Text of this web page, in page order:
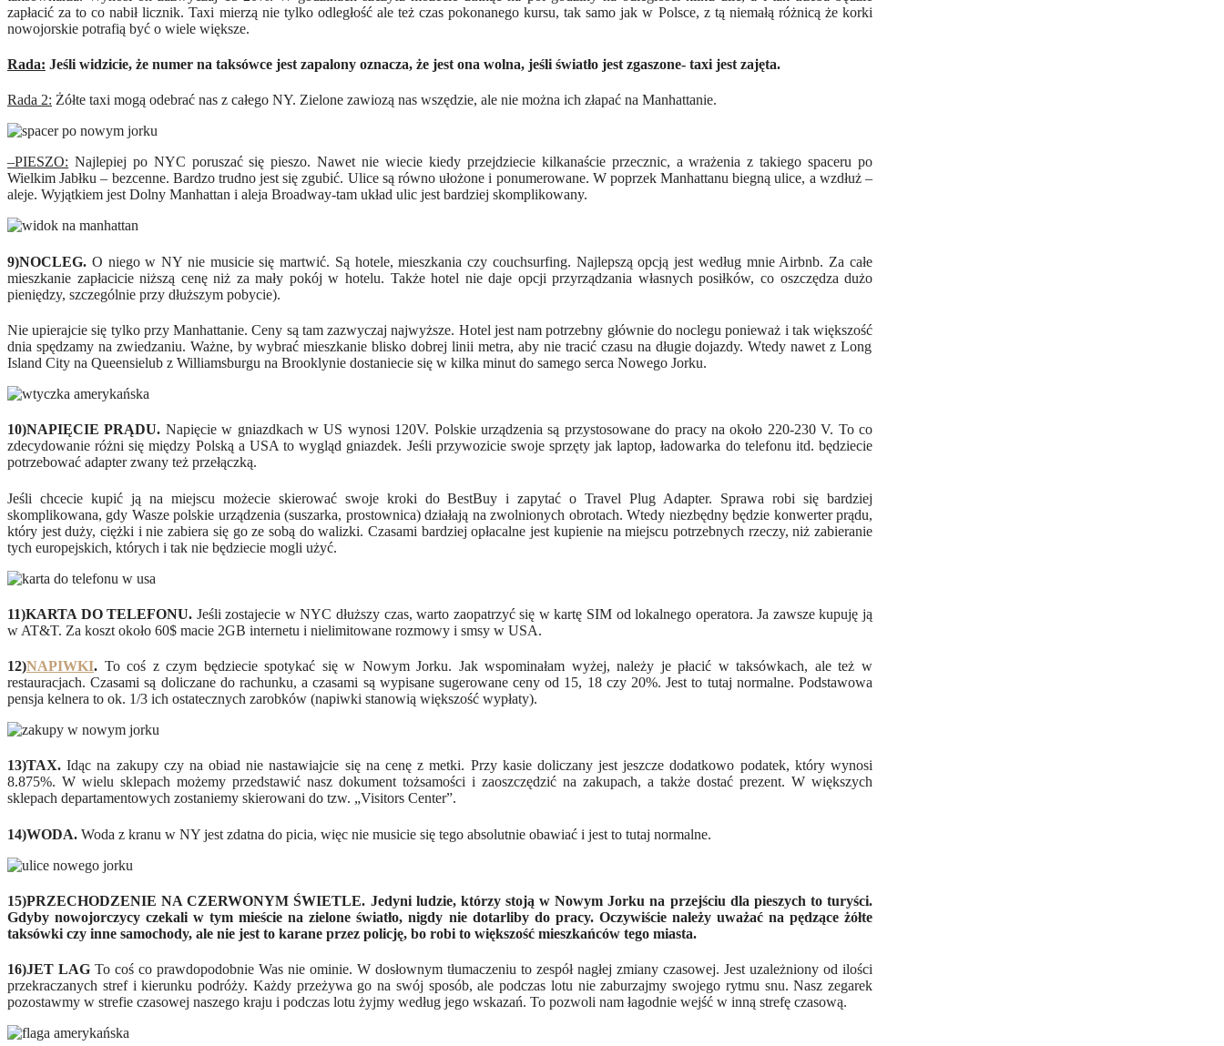
zapłacić za to co nabił licznik. Taxi mierzą nie tylko odległość ale też czas pokonanego kursu, tak samo jak w Polsce, z tą niemałą różnicą że korki
nowojorskie potrafią być o wiele większe.
Rada: Jeśli widzicie, że numer na taksówce jest zapalony oznacza, że jest ona wolna, jeśli światło jest zgaszone- taxi jest zajęta.
Rada 2: Żółte taxi mogą odebrać nas z całego NY. Zielone zawiozą nas wszędzie, ale nie można ich złapać na Manhattanie.
–PIESZO: Najlepiej po NYC poruszać się pieszo. Nawet nie wiecie kiedy przejdziecie kilkanaście przecznic, a wrażenia z takiego spaceru po
Wielkim Jabłku – bezcenne. Bardzo trudno jest się zgubić. Ulice są równo ułożone i ponumerowane. W poprzek Manhattanu biegną ulice, a wzdłuż –
aleje. Wyjątkiem jest Dolny Manhattan i aleja Broadway-tam układ ulic jest bardziej skomplikowany.
9)NOCLEG. O niego w NY nie musicie się martwić. Są hotele, mieszkania czy couchsurfing. Najlepszą opcją jest według mnie Airbnb. Za całe
mieszkanie zapłacicie niższą cenę niż zamały pokój w hotelu. Takżehotel nie daje opcjiprzyrządzania własnychposiłków, co oszczędza dużo
pieniędzy, szczególnie przy dłuższym pobycie).
Nie upierajcie się tylko przy Manhattanie. Ceny są tam zazwyczajnajwyższe. Hotel jest nam potrzebny głównie donoclegu ponieważ i takwiększość
dnia spędzamyna zwiedzaniu. Ważne, by wybrać mieszkanie bliskodobrej linii metra, aby nie tracićczasu na długiedojazdy. Wtedy nawet zLong
Island City na Queensielub z Williamsburgu na Brooklynie dostaniecie się w kilka minut do samego serca Nowego Jorku.
10)NAPIĘCIE PRĄDU. Napięcie w gniazdkachw US wynosi 120V. Polskie urządzenia są przystosowane do pracy na około 220-230 V. To co
zdecydowanie różni się między Polską a USA to wygląd gniazdek. Jeśli przywozicie swoje sprzęty jak laptop, ładowarka do telefonu itd. będziecie
potrzebować adapter zwany też przełączką.
Jeśli chcecie kupić ją na miejscu możecie skierować swoje kroki do BestBuy i zapytać o Travel Plug Adapter. Sprawa robi się bardziej
skomplikowana, gdy Wasze polskie urządzenia (suszarka, prostownica) działają na zwolnionych obrotach. Wtedy niezbędny będzie konwerterprądu,
który jest duży, ciężki i nie zabiera się go ze sobą do walizki. Czasami bardziej opłacalne jest kupienie na miejscu potrzebnych rzeczy, niż zabieranie
tych europejskich, których i tak nie będziecie mogli użyć.
11)KARTA DO TELEFONU. Jeśli zostajecie w NYC dłuższy czas, warto zaopatrzyć się w kartę SIM od lokalnego operatora. Ja zawsze kupuję ją
w AT&T. Za koszt około 60$ macie 2GB internetu i nielimitowane rozmowy i smsy w USA.
12)NAPIWKI. To coś z czym będziecie spotykać się w Nowym Jorku. Jak wspominałam wyżej, należy je płacić w taksówkach, ale też w
restauracjach. Czasami są doliczane do rachunku, a czasami są wypisane sugerowane ceny od 15, 18czy 20%. Jest to tutaj normalne.Podstawowa
pensja kelnera to ok. 1/3 ich ostatecznych zarobków (napiwki stanowią większość wypłaty).
13)TAX.Idąc na zakupy czy na obiad nie nastawiajcie się na cenę z metki. Przy kasie doliczany jest jeszcze dodatkowo podatek, który wynosi
8.875%. W wielu sklepach możemy przedstawić nasz dokument tożsamości i zaoszczędzić na zakupach, a także dostać prezent. W większych
sklepach departamentowych zostaniemy skierowani do tzw. „Visitors Center”.
14)WODA. Woda z kranu w NY jest zdatna do picia, więc nie musicie się tego absolutnie obawiać i jest to tutaj normalne.
15)PRZECHODZENIE NA CZERWONYM ŚWIETLE. Jedyni ludzie, którzy stoją w Nowym Jorku na przejściu dla pieszych to turyści.
Gdyby nowojorczycy czekali w tym mieście na zielone światło, nigdy nie dotarliby do pracy. Oczywiście należy uważać na pędzące żółte
taksówki czy inne samochody, ale nie jest to karane przez policję, bo robi to większość mieszkańców tego miasta.
16)JET LAG To coś co prawdopodobnie Was nie ominie. W dosłownym tłumaczeniu to zespół nagłej zmiany czasowej. Jest uzależniony od ilości
przekraczanych stref i kierunku podróży. Każdy przeżywa go na swój sposób, ale podczas lotu nie zaburzajmy swojego rytmu snu. Nasz zegarek
pozostawmy w strefie czasowej naszego kraju i podczas lotu żyjmy według jego wskazań. To pozwoli nam łagodnie wejść w inną strefę czasową.